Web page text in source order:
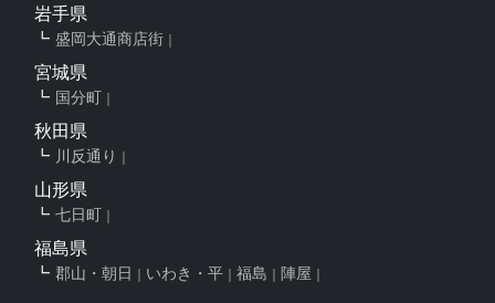
岩手県
盛岡大通商店街
宮城県
国分町
秋田県
川反通り
山形県
七日町
福島県
郡山・朝日 いわき・平 福島 陣屋